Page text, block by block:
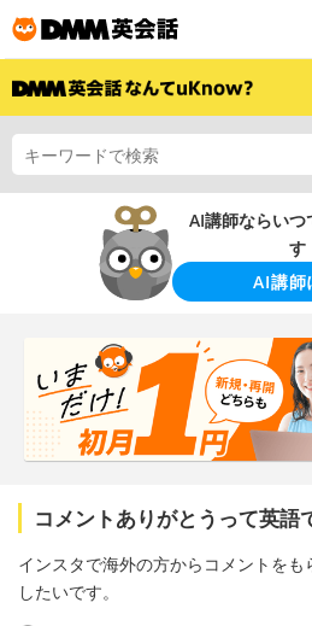
AI講師ならい
す
AI講師
コメントありがとうって英語
インスタで海外の方からコメントを
したいです。